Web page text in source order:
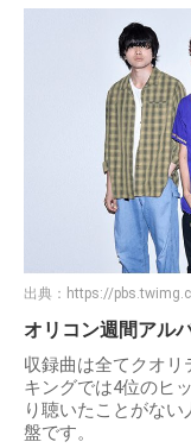
出典： https://
オリコン週間アル
収録曲は全てクオ
キングでは4位のヒ
り聴いたことがな
盤です。